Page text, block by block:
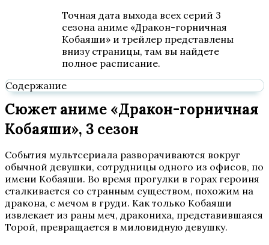
Точная дата выхода всех серий 3
сезона аниме «Дракон-горничная
Кобаяши» и трейлер представлены
внизу страницы, там вы найдете
полное расписание.
Содержание
Сюжет аниме «Дракон-горничная
Кобаяши», 3 сезон
События мультсериала разворачиваются вокруг
обычной девушки, сотрудницы одного из офисов, по
имени Кобаяши. Во время прогулки в горах героиня
сталкивается со странным существом, похожим на
дракона, с мечом в груди. Как только Кобаяши
извлекает из раны меч, дракониха, представившаяся
Торой, превращается в миловидную девушку.